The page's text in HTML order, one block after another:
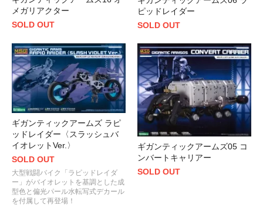
メガリアクター
SOLD OUT
ピッドレイダー
SOLD OUT
ギガンティックアームズ ラピ
ッドレイダー〈スラッシュバ
イオレットVer.〉
SOLD OUT
大型戦闘バイク「ラピッドレイダ
ー」がバイオレットを基調とした成
型色と偏光パール水転写式デカール
を付属して再登場！
ギガンティックアームズ05 コ
ンバートキャリアー
SOLD OUT